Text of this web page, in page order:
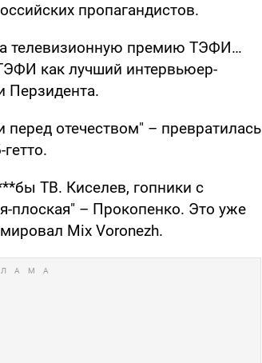
пропагандистов.
телевизионную премию ТЭФИ…
как лучший интервьюер-
пометчик", – пишет блогер Мысли Перзидента‏.
отечеством" – превратилась
ТВ. Киселев, гопники с
плоская" – Прокопенко. Это уже
Mix Voronezh.